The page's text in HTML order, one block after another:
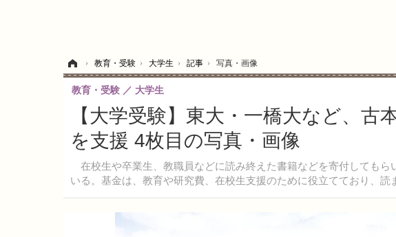
› 教育・受験 › 大学生 › 記事 › 写真・画像
【大学受験】東大・一橋大など、古
を支援 4枚目の写真・画像
在校生や卒業生、教職員などに読み終えた書籍などを寄付してもら
いる。基金は、教育や研究費、在校生支援のために役立てており、読
教育・受験 大学生